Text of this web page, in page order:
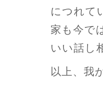
につれて
家も今で
いい話し
以上、我